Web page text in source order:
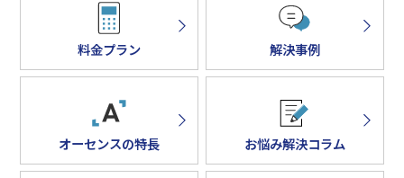
料金プラン 解決事例
オーセンスの特長 お悩み解決コラム